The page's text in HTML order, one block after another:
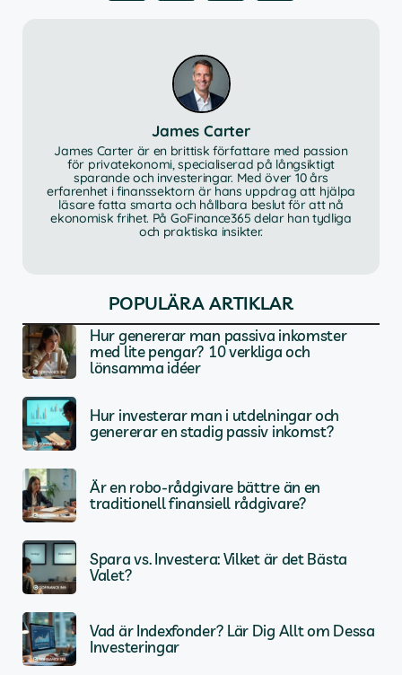
James Carter
James Carter är en brittisk författare med passion
för privatekonomi, specialiserad på långsiktigt
sparande och investeringar. Med över 10 års
erfarenhet i finanssektorn är hans uppdrag att hjälpa
läsare fatta smarta och hållbara beslut för att nå
ekonomisk frihet. På GoFinance365 delar han tydliga
och praktiska insikter.
POPULÄRA ARTIKLAR
Hur genererar man passiva inkomster
med lite pengar? 10 verkliga och
lönsamma idéer
Hur investerar man i utdelningar och
genererar en stadig passiv inkomst?
Är en robo-rådgivare bättre än en
traditionell finansiell rådgivare?
Spara vs. Investera: Vilket är det Bästa
Valet?
Vad är Indexfonder? Lär Dig Allt om Dessa
Investeringar